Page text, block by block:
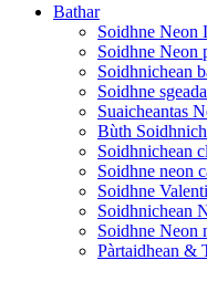
Bathar
Soidhne Neon
Soidhne Neon
Soidhnichean
Soidhne
Suaicheantas
Bùth
Soidhnichean
Soidhne neon
Soidhne
Soidhnichean
Soidhne Neon
Pàrtaidhean &